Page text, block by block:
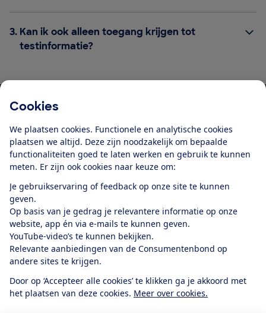
Cookies
We plaatsen cookies. Functionele en analytische cookies
plaatsen we altijd. Deze zijn noodzakelijk om bepaalde
functionaliteiten goed te laten werken en gebruik te kunnen
meten. Er zijn ook cookies naar keuze om:
Je gebruikservaring of feedback op onze site te kunnen
geven.
Op basis van je gedrag je relevantere informatie op onze
website, app én via e-mails te kunnen geven.
YouTube-video’s te kunnen bekijken.
Relevante aanbiedingen van de Consumentenbond op
andere sites te krijgen.
Door op ‘Accepteer alle cookies’ te klikken ga je akkoord met
het plaatsen van deze cookies. Meer over cookies.
3. Kan ik ook alleen toegang krijgen tot
testinformatie?
Alles over de
app
Algemene Voorwaarden
Privacyverklaring
Cookiebeleid
Privacyvoorkeuren
Toegankelijkheid
RSS-feed nieuws
FacebookTwitterInstagram
YoutubeLinkedIn
12.901consumentenbeoordelen de Consumentenbondmet gemiddeld